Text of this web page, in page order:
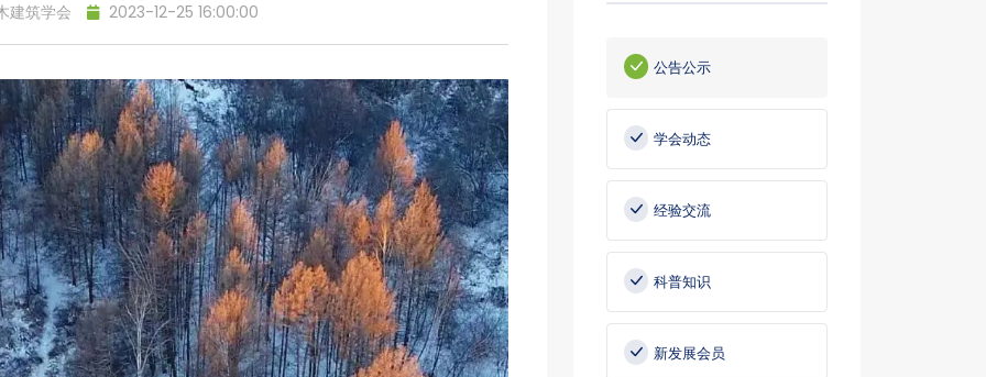
建筑学会 2023-12-25 16:00:00
公告公示
学会动态
经验交流
科普知识
新发展会员